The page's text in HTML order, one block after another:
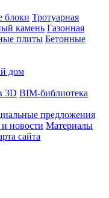
блоки Тротуарная
камень Газонная
плиты Бетонные
дом
3D BIM-библиотека
предложения
новости Материалы
сайта